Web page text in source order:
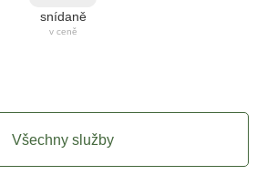
snídaně
v ceně
Všechny služby